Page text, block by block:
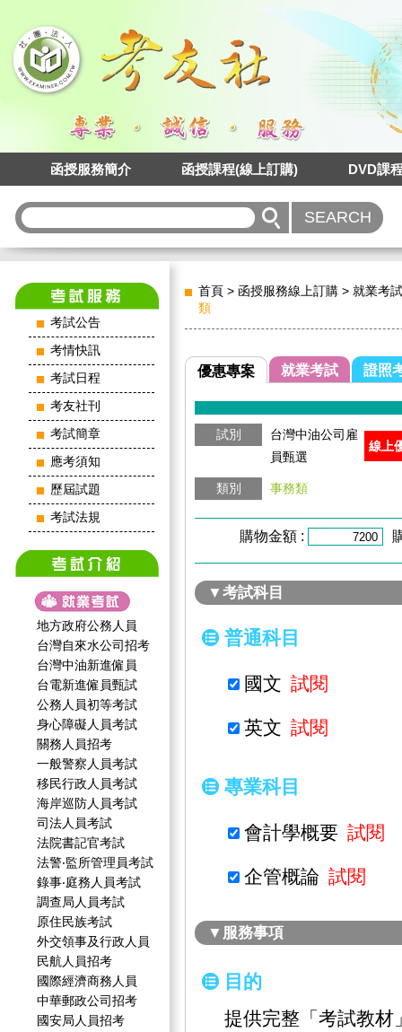
函授服務簡介 函授課程(線上訂購) DVD課
考試公告
考情快訊
考試日程
考友社刊
考試簡章
應考須知
歷屆試題
考試法規
地方政府公務人員
台灣自來水公司招考
台灣中油新進僱員
台電新進僱員甄試
公務人員初等考試
身心障礙人員考試
關務人員招考
一般警察人員考試
移民行政人員考試
海岸巡防人員考試
司法人員考試
法院書記官考試
法警‧監所管理員考試
錄事‧庭務人員考試
調查局人員考試
原住民族考試
外交領事及行政人員
民航人員招考
國際經濟商務人員
中華郵政公司招考
國安局人員招考
首頁 > 函授服務線上訂購 > 就業考試
類
優惠專案 就業考試 證照
試別
台灣中油公司雇
員甄選
類別 事務類
線上
購物金額 :
▼考試科目
普通科目
國文 試閱
英文 試閱
專業科目
會計學概要 試閱
企管概論 試閱
▼服務事項
目的
提供完整「考試教材